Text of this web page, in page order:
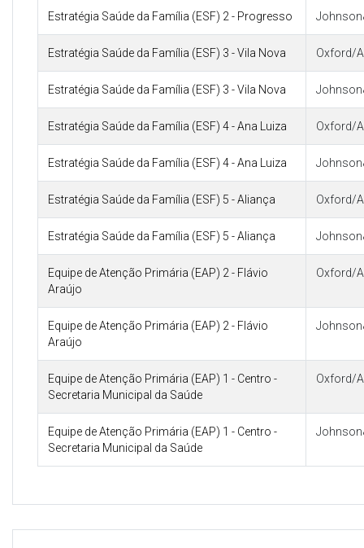
Estratégia Saúde da Família (ESF) 2 - Progresso
Estratégia Saúde da Família (ESF) 3 - Vila Nova Oxford/
Estratégia Saúde da Família (ESF) 3 - Vila Nova
Estratégia Saúde da Família (ESF) 4 - Ana Luiza Oxford/
Estratégia Saúde da Família (ESF) 4 - Ana Luiza
Estratégia Saúde da Família (ESF) 5 - Aliança Oxford/
Estratégia Saúde da Família (ESF) 5 - Aliança
Equipe de Atenção Primária (EAP) 2 - Flávio
Araújo
Oxford/
Equipe de Atenção Primária (EAP) 2 - Flávio
Araújo
Equipe de Atenção Primária (EAP) 1 - Centro -
Secretaria Municipal da Saúde
Oxford/
Equipe de Atenção Primária (EAP) 1 - Centro -
Secretaria Municipal da Saúde